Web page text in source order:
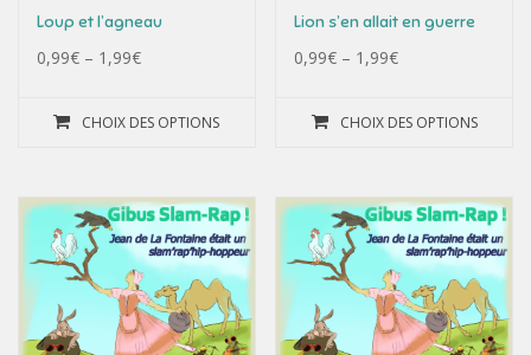
Loup et l’agneau
0,99€ – 1,99€
CHOIX DES OPTIONS
Lion s’en allait en guerre
0,99€ – 1,99€
CHOIX DES OPTIONS